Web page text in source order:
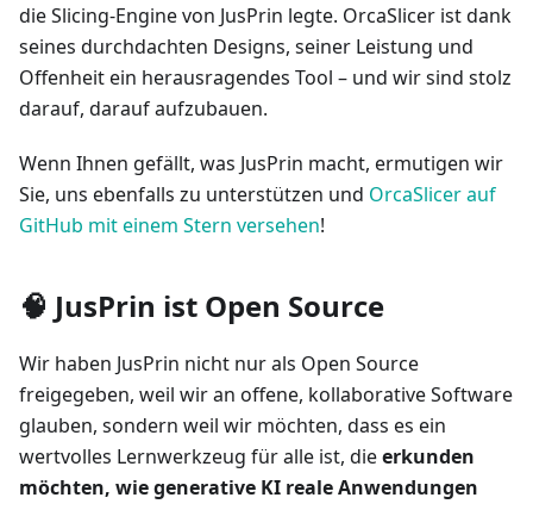
die Slicing-Engine von JusPrin legte. OrcaSlicer ist dank
seines durchdachten Designs, seiner Leistung und
Offenheit ein herausragendes Tool – und wir sind stolz
darauf, darauf aufzubauen.
Wenn Ihnen gefällt, was JusPrin macht, ermutigen wir
Sie, uns ebenfalls zu unterstützen und OrcaSlicer auf
GitHub mit einem Stern versehen!
🧠 JusPrin ist Open Source
Wir haben JusPrin nicht nur als Open Source
freigegeben, weil wir an offene, kollaborative Software
glauben, sondern weil wir möchten, dass es ein
wertvolles Lernwerkzeug für alle ist, dieerkunden
möchten, wie generative KI reale Anwendungen